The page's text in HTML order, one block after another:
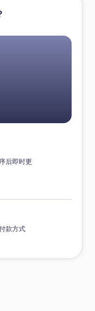
后即时更
款方式